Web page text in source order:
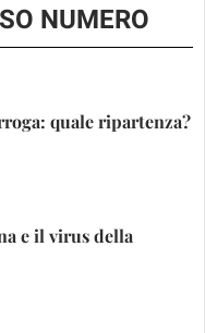
NUMERO
quale ripartenza?
e il virus della